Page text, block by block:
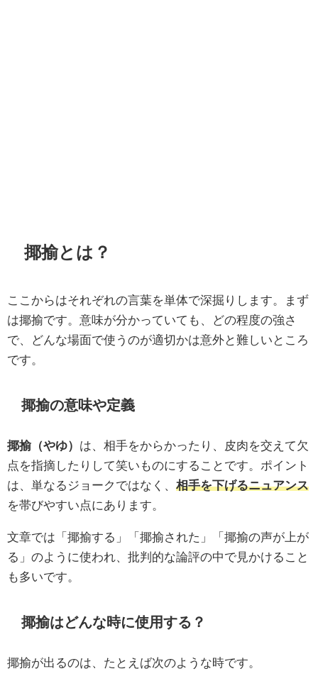
揶揄とは？
ここからはそれぞれの言葉を単体で深掘りします。まず
は揶揄です。意味が分かっていても、どの程度の強さ
で、どんな場面で使うのが適切かは意外と難しいところ
です。
揶揄の意味や定義
揶揄（やゆ） は、相手をからかったり、皮肉を交えて欠
点を指摘したりして笑いものにすることです。ポイント
は、単なるジョークではなく、 相手を下げるニュアンス
を帯びやすい点にあります。
文章では「揶揄する」「揶揄された」「揶揄の声が上が
る」のように使われ、批判的な論評の中で見かけること
も多いです。
揶揄はどんな時に使用する？
揶揄が出るのは、たとえば次のような時です。